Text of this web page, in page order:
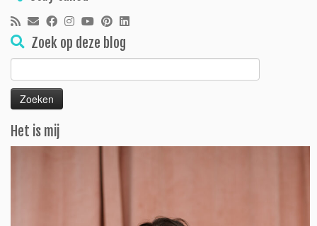
Zoek op deze blog
Zoeken
naar:
Het is mij